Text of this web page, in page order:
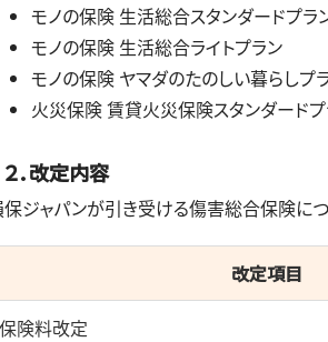
モノの保険 生活総合スタンダードプラ
モノの保険 生活総合ライトプラン
モノの保険 ヤマダのたのしい暮らしプ
火災保険 賃貸火災保険スタンダード
２．改定内容
ジャパンが引き受ける傷害総合保険に
改定項目
保険料改定